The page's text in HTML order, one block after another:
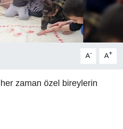
A- A+
zaman özel bireylerin